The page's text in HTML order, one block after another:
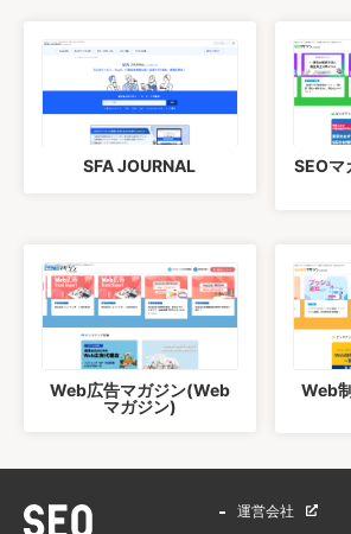
SFA JOURNAL
SEOマ
Web広告マガジン(Web
マガジン)
Web
運営会社